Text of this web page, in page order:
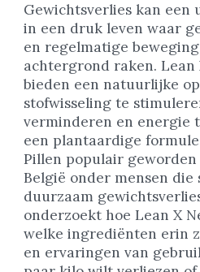
Gewichtsverlies kan een
in een druk leven waar
en regelmatige
achtergrond raken. Lean
bieden een natuurlijke
stofwisseling te
verminderen en energie
een plantaardige
Pillen populair
België onder mensen die
duurzaam
onderzoekt hoe Lean X
welke ingrediënten erin
en ervaringen van